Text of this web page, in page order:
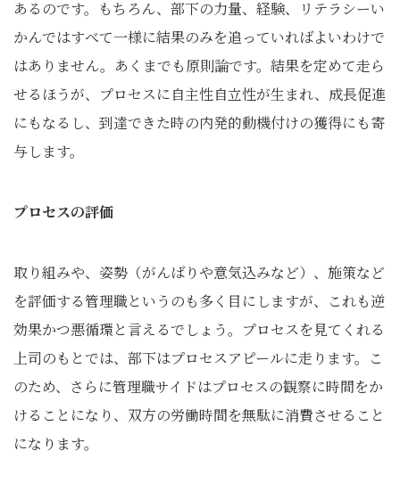
あるのです。もちろん、部下の力量、経験、リテラシーい
かんではすべて一様に結果のみを追っていればよいわけで
はありません。あくまでも原則論です。結果を定めて走ら
せるほうが、プロセスに自主性自立性が生まれ、成長促進
にもなるし、到達できた時の内発的動機付けの獲得にも寄
与します。
プロセスの評価
取り組みや、姿勢（がんばりや意気込みなど）、施策など
を評価する管理職というのも多く目にしますが、これも逆
効果かつ悪循環と言えるでしょう。プロセスを見てくれる
上司のもとでは、部下はプロセスアピールに走ります。こ
のため、さらに管理職サイドはプロセスの観察に時間をか
けることになり、双方の労働時間を無駄に消費させること
になります。